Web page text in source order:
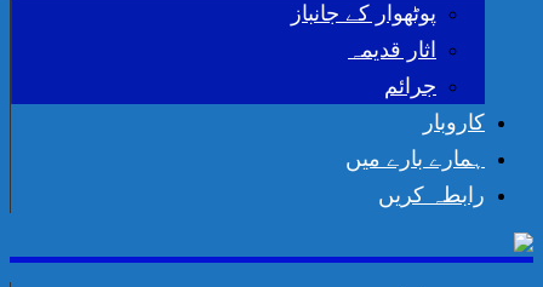
پوٹھوار کے جانباز
اثار قدیمہ
جرائم
کاروبار
ہمارے بارے میں
رابطہ کریں